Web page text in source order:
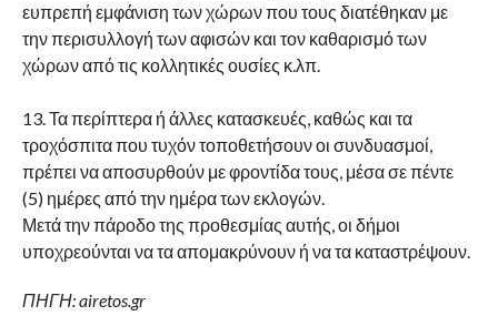
ευπρεπή εμφάνιση των χώρων που τους διατέθηκαν με
την περισυλλογή των αφισών και τον καθαρισμό των
χώρων από τις κολλητικές ουσίες κ.λπ.
13. Τα περίπτερα ή άλλες κατασκευές, καθώς και τα
τροχόσπιτα που τυχόν τοποθετήσουν οι συνδυασμοί,
πρέπει να αποσυρθούν με φροντίδα τους, μέσα σε πέντε
(5) ημέρες από την ημέρα των εκλογών.
Μετά την πάροδο της προθεσμίας αυτής, οι δήμοι
υποχρεούνται να τα απομακρύνουν ή να τα καταστρέψουν.
ΠΗΓΗ: airetos.gr